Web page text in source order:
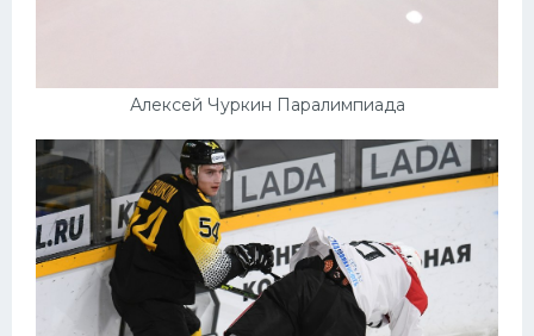
Алексей Чуркин Паралимпиада